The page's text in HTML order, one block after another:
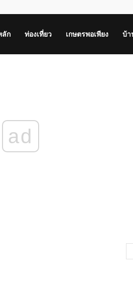
ลัก ท่องเที่ยว เกษตรพอเพียง บ้
ad